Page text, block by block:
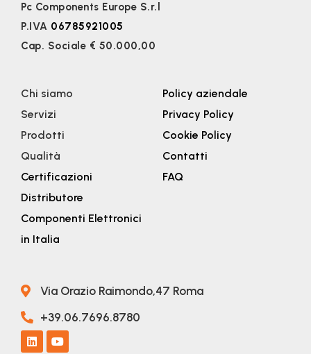
Pc Components Europe S.r.l
P.IVA 06785921005
Cap. Sociale € 50.000,00
Chi siamo
Servizi
Prodotti
Qualità
Certificazioni
Distributore
Componenti Elettronici
in Italia
Policy aziendale
Privacy Policy
Cookie Policy
Contatti
FAQ
Via Orazio Raimondo,47 Roma
+39.06.7696.8780